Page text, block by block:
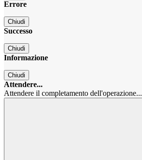
Errore
Chiudi
Successo
Chiudi
Informazione
Chiudi
Attendere...
Attendere il completamento dell'operazione...